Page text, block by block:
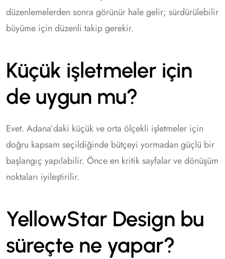
düzenlemelerden sonra görünür hale gelir; sürdürülebilir
büyüme için düzenli takip gerekir.
Küçük işletmeler için
de uygun mu?
Evet. Adana’daki küçük ve orta ölçekli işletmeler için
doğru kapsam seçildiğinde bütçeyi yormadan güçlü bir
başlangıç yapılabilir. Önce en kritik sayfalar ve dönüşüm
noktaları iyileştirilir.
YellowStar Design bu
süreçte ne yapar?